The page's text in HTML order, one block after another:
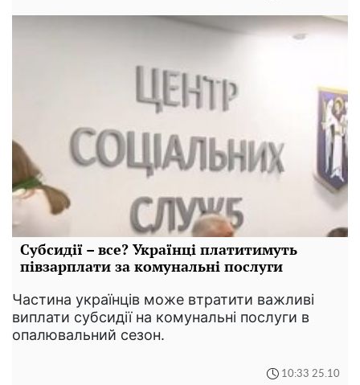
Субсидії – все? Українці платитимуть
півзарплати за комунальні послуги
Частина українців може втратити важливі
виплати субсидії на комунальні послуги в
опалювальний сезон.
10:33 25.10